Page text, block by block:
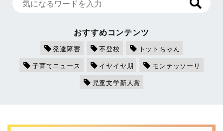
おすすめコンテンツ
発達障害 不登校
トットちゃん
子育てニュース
イヤイヤ期
モンテッソーリ
児童文学新人賞